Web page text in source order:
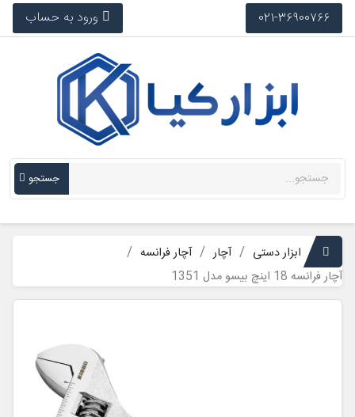
021-36900766 ورود به حساب
جستجو
ابزار دستی آچار
آچار فرانسه
آچار فرانسه 18 اینچ بیسو مدل 1351